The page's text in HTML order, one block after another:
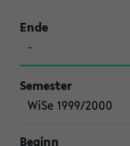
-
WiSe 1999/2000